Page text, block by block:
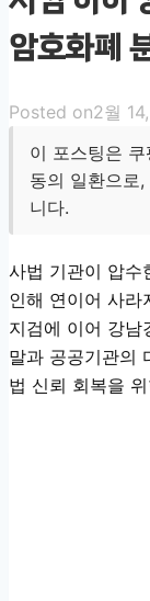
암호화폐
Posted on2월
이 포스팅은
동의 일환으로
니다.
사법 기관이 압수
인해 연이어 사라
지검에 이어 강남
말과 공공기관의
법 신뢰 회복을